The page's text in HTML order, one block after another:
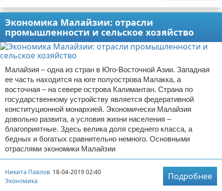
Экономика Малайзии: отрасли
промышленности и сельское хозяйство
Малайзия – одна из стран в Юго-Восточной Азии. Западная
ее часть находится на юге полуострова Малакка, а
восточная – на севере острова Калимантан. Страна по
государственному устройству является федеративной
конституционной монархией. Экономически Малайзия
довольно развита, а условия жизни населения –
благоприятные. Здесь велика доля среднего класса, а
бедных и богатых сравнительно немного. Основными
отраслями экономики Малайзии
Никита Павлов 18-04-2019 02:40
Экономика
Подробнее